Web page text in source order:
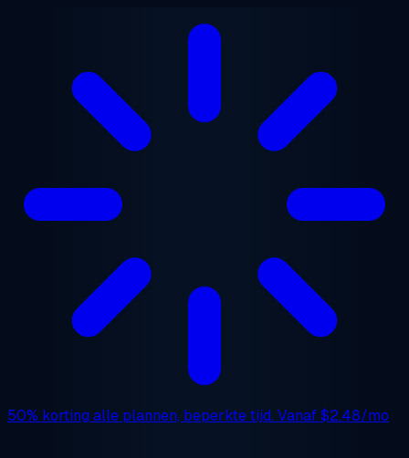
50% korting alle plannen, beperkte tijd. Vanaf$2.48/mo